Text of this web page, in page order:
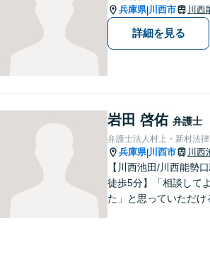
兵庫県|川西市 川西
詳細を見る
岩田 啓佑 弁護士
弁護士法人村上・新村法
兵庫県|川西市 川西
【川西池田/川西能勢
徒歩5分】「相談して
た」と思っていただけ